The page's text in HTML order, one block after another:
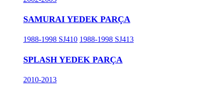
SAMURAI YEDEK PARÇA
1988-1998 SJ410 1988-1998 SJ413
SPLASH YEDEK PARÇA
2010-2013